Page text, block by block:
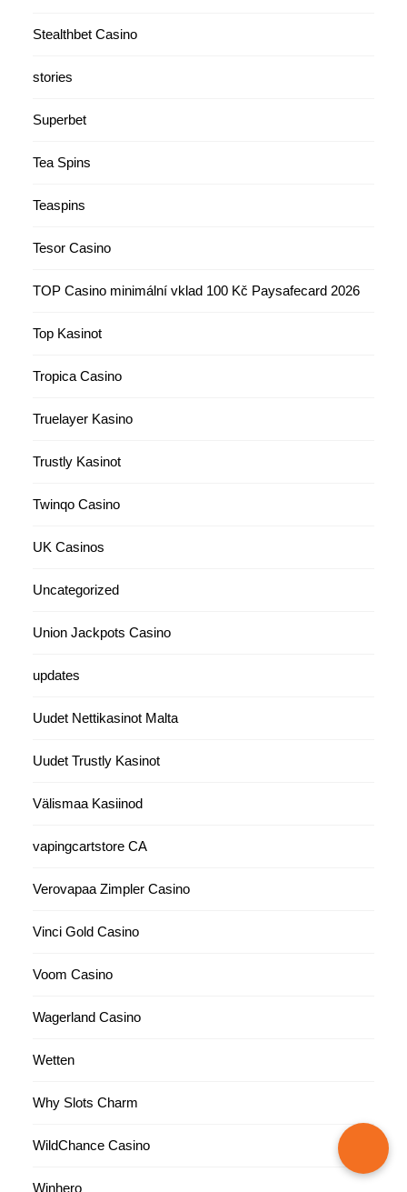
Stealthbet Casino
stories
Superbet
Tea Spins
Teaspins
Tesor Casino
TOP Casino minimální vklad 100 Kč Paysafecard 2026
Top Kasinot
Tropica Casino
Truelayer Kasino
Trustly Kasinot
Twinqo Casino
UK Casinos
Uncategorized
Union Jackpots Casino
updates
Uudet Nettikasinot Malta
Uudet Trustly Kasinot
Välismaa Kasiinod
vapingcartstore CA
Verovapaa Zimpler Casino
Vinci Gold Casino
Voom Casino
Wagerland Casino
Wetten
Why Slots Charm
WildChance Casino
Winhero